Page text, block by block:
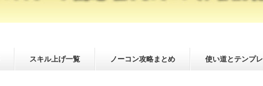
スキル上げ一覧 ノーコン攻略まとめ 使い道とテンプレ